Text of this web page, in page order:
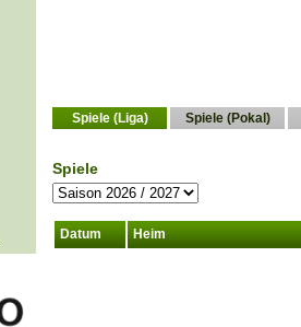
Spiele (Liga) Spiele (Pokal)
Spiele
Datum Heim